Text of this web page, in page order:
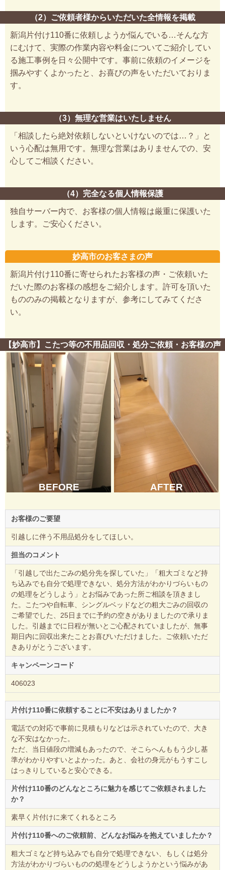
（2）ご依頼者様からいただいた全情報を掲載
新潟片付け110番に依頼しようか悩んでいる…そんな方
にむけて、実際の作業内容や料金についてご紹介してい
る施工事例を日々公開中です。事前に依頼のイメージを
掴みやすくよかったと、お喜びの声をいただいておりま
す。
（3）無理な営業はいたしません
「相談したら絶対依頼しないといけないのでは…？」と
いう心配は無用です。無理な営業はありませんでの、安
心してご相談ください。
（4）完全なる個人情報保護
独自サーバー内で、お客様の個人情報は厳重に保護いた
します。ご安心ください。
妙高市のお客さまの声
新潟片付け110番に寄せられたお客様の声・ご依頼いた
だいた際のお客様の感想をご紹介します。許可を頂いた
もののみの掲載となりますが、参考にしてみてくださ
い。
【妙高市】こたつ等の不用品回収・処分ご依頼・お客様の声
BEFORE AFTER
お客様のご要望
引越しに伴う不用品処分をしてほしい。
担当のコメント
「引越しで出たごみの処分先を探していた」「粗大ゴミなど持
ち込みでも自分で処理できない、処分方法がわかりづらいもの
の処理をどうしよう」とお悩みであった所ご相談を頂きまし
た。こたつや自転車、シングルベッドなどの粗大ごみの回収の
ご希望でした、25日までに予約の空きがありましたので承りま
した。引越までに日程が無いとご心配されていましたが、無事
期日内に回収出来たことお喜びいただけました。ご依頼いただ
きありがとうございます。
キャンペーンコード
406023
片付け110番に依頼することに不安はありましたか？
電話での対応で事前に見積もりなどは示されていたので、大き
な不安はなかった。
ただ、当日値段の増減もあったので、そこらへんももう少し基
準がわかりやすいとよかった。あと、会社の身元がもうすこし
はっきりしていると安心できる。
片付け110番のどんなところに魅力を感じてご依頼されました
か？
素早く片付けに来てくれるところ
片付け110番へのご依頼前、どんなお悩みを抱えていましたか？
粗大ゴミなど持ち込みでも自分で処理できない、もしくは処分
方法がわかりづらいものの処理をどうしようかという悩みがあ